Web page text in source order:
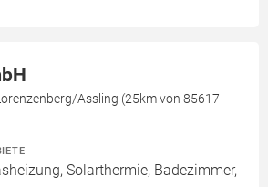
Assling (25km von 85617
Solarthermie, Badezimmer,